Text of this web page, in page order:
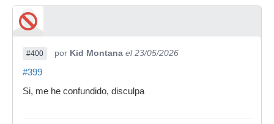
#400 por Kid Montana el 23/05/2026
#399
Si, me he confundido, disculpa